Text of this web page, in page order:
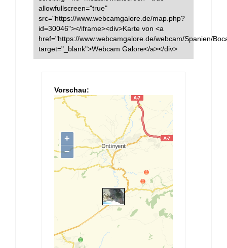
allowfullscreen="true"
src="https://www.webcamgalore.de/map.php?
id=30046"></iframe><div>Karte von <a
href="https://www.webcamgalore.de/webcam/Spanien/
target="_blank">Webcam Galore</a></div>
Vorschau: